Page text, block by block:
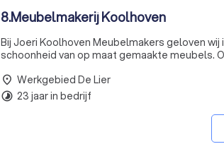
8.Meubelmakerij Koolhoven
Bij Joeri Koolhoven Meubelmakers geloven
schoonheid van op maat gemaakte meubels.
ons in het
place Werkgebied De Lier
timelapse 23 jaar in bedrijf